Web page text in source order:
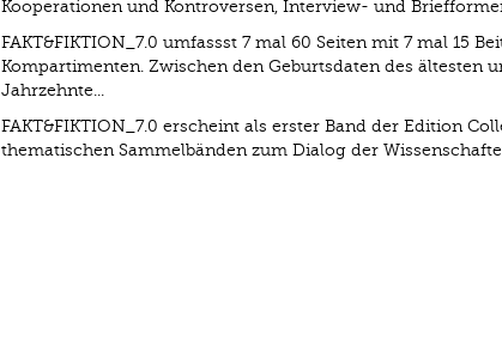
Kooperationen und Kontroversen, Interview- und
FAKT&FIKTION_7.0 umfassst 7 mal 60 Seiten mit 7 mal 15
Kompartimenten. Zwischen den Geburtsdaten des ältesten
Jahrzehnte...
FAKT&FIKTION_7.0 erscheint als erster Band der Edition
thematischen Sammelbänden zum Dialog der